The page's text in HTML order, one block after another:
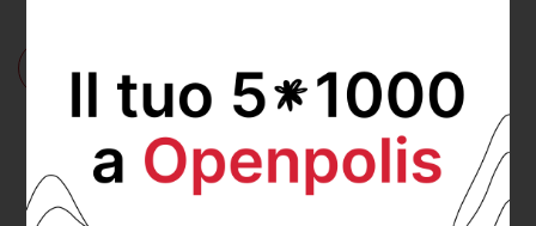
Dove: Lombardia,Sardegna